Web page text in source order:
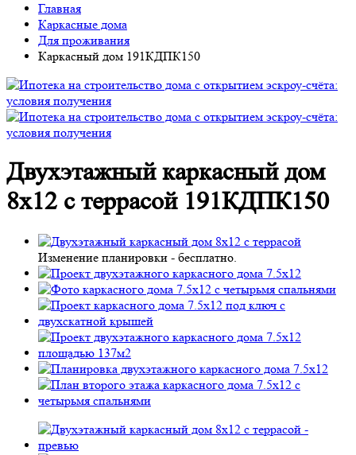
Главная
Каркасные дома
Для проживания
Каркасный дом 191КДПК150
Двухэтажный каркасный дом
8х12 с террасой 191КДПК150
Изменение планировки - бесплатно.